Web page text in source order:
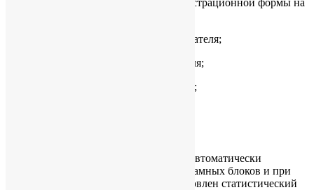
3.2.1. фамилию, имя, отчество Пользователя;
3.2.2. контактный телефон Пользователя;
3.2.3. адрес электронной почты (e-mail);
3.3. Фонд защищает Данные, которые автоматически
передаются в процессе просмотра рекламных блоков и при
посещении страниц, на которых установлен статистический